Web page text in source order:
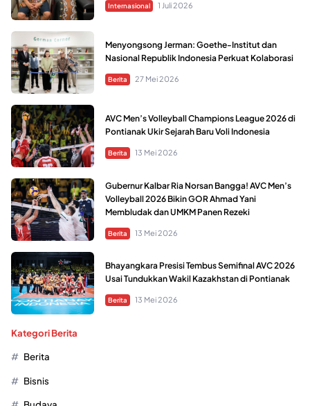
Internasional 1 Juli 2026
Menyongsong Jerman: Goethe-Institut dan
Nasional Republik Indonesia Perkuat Kolaborasi
Berita 27 Mei 2026
AVC Men’s Volleyball Champions League 2026 di
Pontianak Ukir Sejarah Baru Voli Indonesia
Berita 13 Mei 2026
Gubernur Kalbar Ria Norsan Bangga! AVC Men’s
Volleyball 2026 Bikin GOR Ahmad Yani
Membludak dan UMKM Panen Rezeki
Berita 13 Mei 2026
Bhayangkara Presisi Tembus Semifinal AVC 2026
Usai Tundukkan Wakil Kazakhstan di Pontianak
Berita 13 Mei 2026
Kategori Berita
Berita
Bisnis